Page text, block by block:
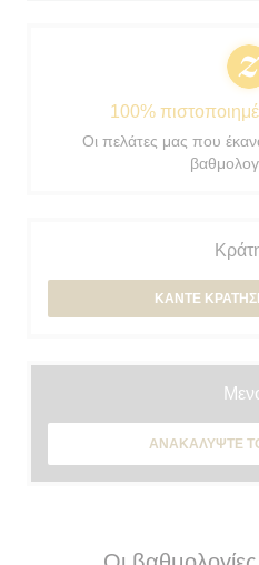
100%
Οι πελάτες μας που
ΚΆΝΤΕ
ΑΝΑΚΑΛΎΨΤΕ